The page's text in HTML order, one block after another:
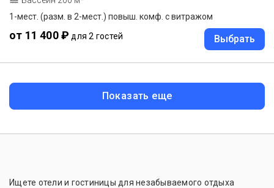
1-мест. (разм. в 2-мест.) повыш. комф. с витражом
от 11 400 ₽ для 2 гостей Выбрать
Показать еще
Ищете отели и гостиницы для незабываемого отдыха